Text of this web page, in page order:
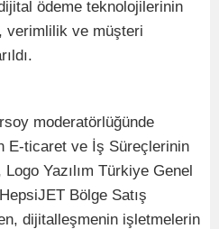
ödeme teknolojilerinin
verimlilik ve müşteri
moderatörlüğünde
E-ticaret ve İş Süreçlerinin
Yazılım Türkiye Genel
Bölge Satış
dijitalleşmenin işletmelerin